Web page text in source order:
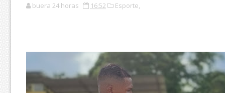
buera 24 horas 16:52 Esporte,